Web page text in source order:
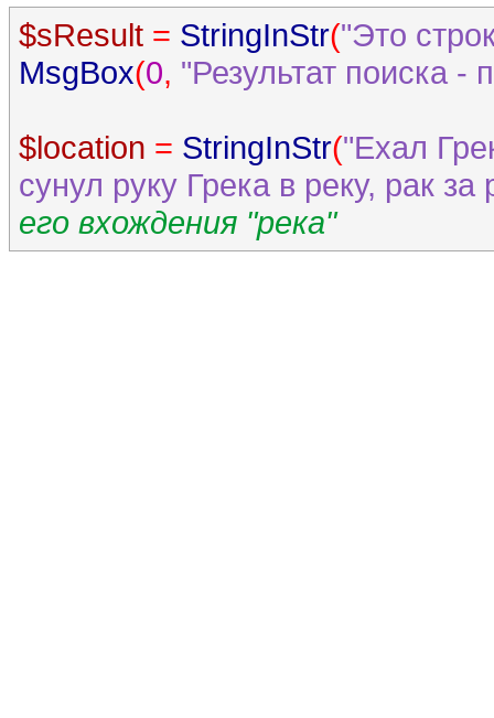
$sResult = StringInStr("Это
MsgBox(0, "Результат поиска -
$location = StringInStr("Ехал
сунул руку Грека в реку, рак за
его вхождения "река"